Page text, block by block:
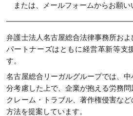
または、
メールフォームからお願い
弁護士法人名古屋総合法律事務所お
パートナーズはともに経営革新等支
す。
名古屋総合リーガルグループでは、
分考慮した上で、企業が抱える労務
クレーム・トラブル、著作権侵害な
方法を提案しています。